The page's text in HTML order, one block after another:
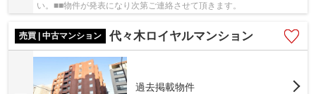
い。■■物件が発表になり次第ご連絡させて頂きます。
売買 | 中古マンション 代々木ロイヤルマンション
過去掲載物件